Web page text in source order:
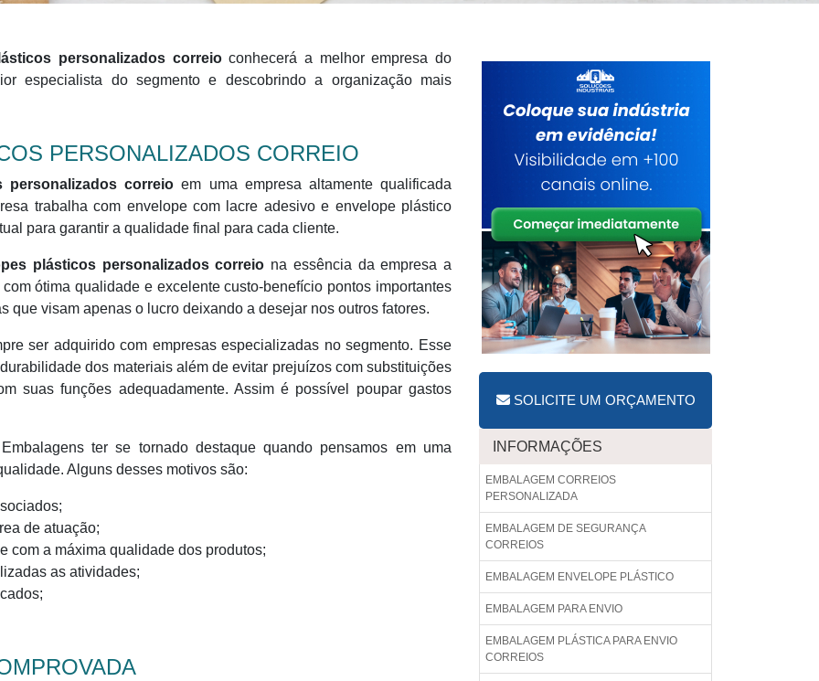
personalizados correioconhecerá a melhor empresa do
especialista do segmento e descobrindo a organização mais
PERSONALIZADOS CORREIO
personalizados correio em uma empresa altamente qualificada
trabalha com envelope com lacre adesivo e envelope plástico
para garantir a qualidade final para cada cliente.
plásticos personalizados correio na essência da empresa a
ótima qualidade e excelente custo-benefício pontos importantes
que visam apenas o lucro deixando a desejar nos outros fatores.
ser adquirido com empresas especializadas no segmento. Esse
dos materiais além de evitar prejuízos com substituições
suas funções adequadamente. Assim é possível poupar gastos
ter se tornado destaque quando pensamos em uma
Alguns desses motivos são:
de atuação;
com a máxima qualidade dos produtos;
as atividades;
SOLICITE UM ORÇAMENTO
INFORMAÇÕES
EMBALAGEM CORREIOS
PERSONALIZADA
EMBALAGEM DE SEGURANÇA
CORREIOS
EMBALAGEM ENVELOPE PLÁSTICO
EMBALAGEM PARA ENVIO
EMBALAGEM PLÁSTICA PARA ENVIO
CORREIOS